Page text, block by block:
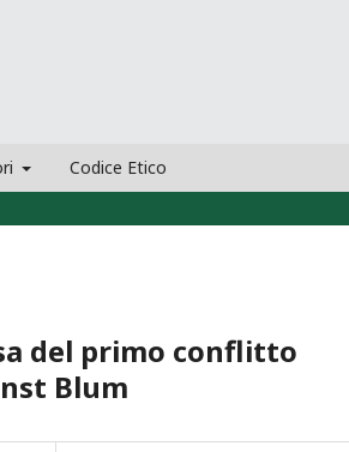
Codice Etico
del primo conflitto
Blum